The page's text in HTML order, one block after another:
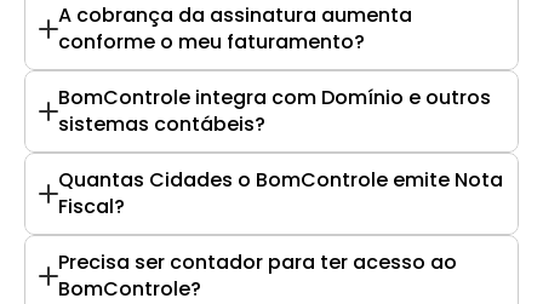
A cobrança da assinatura aumenta
conforme o meu faturamento?
BomControle integra com Domínio e outros
sistemas contábeis?
Quantas Cidades o BomControle emite Nota
Fiscal?
Precisa ser contador para ter acesso ao
BomControle?